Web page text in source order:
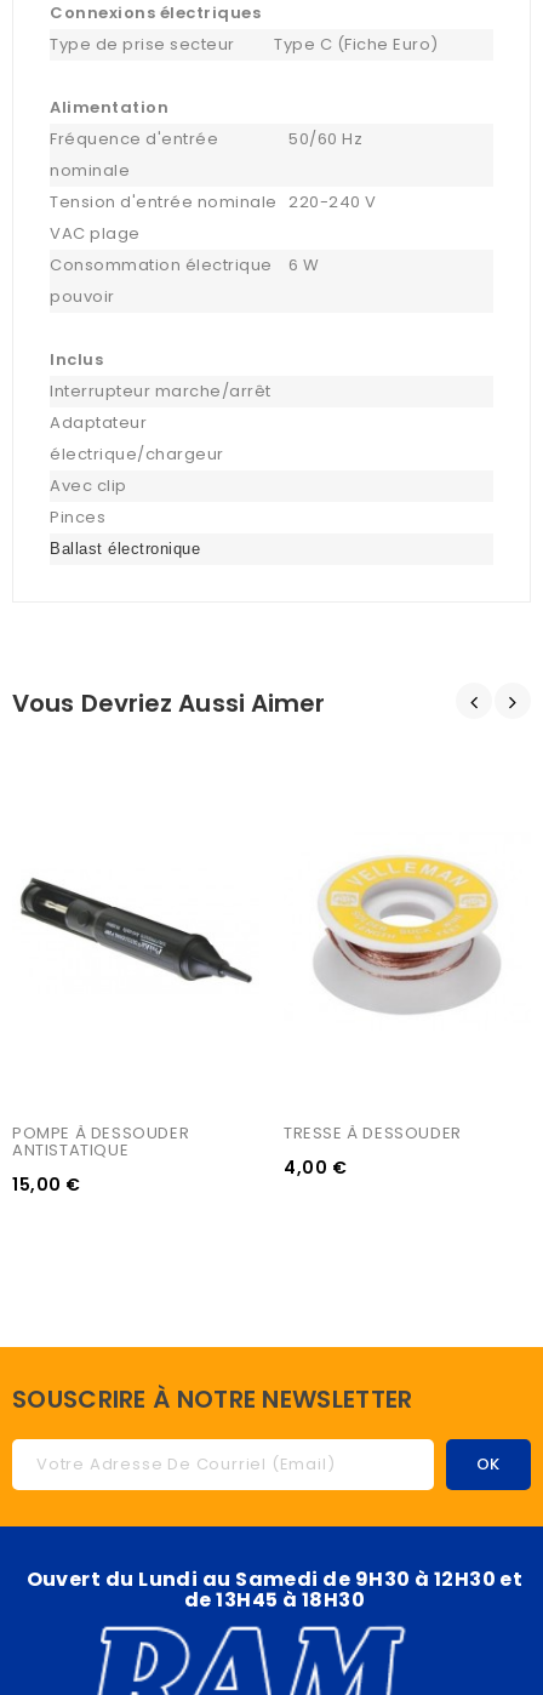
Connexions électriques
Type de prise secteur
Type C (Fiche Euro)
Alimentation
Fréquence d'entrée
nominale
50/60 Hz
Tension d'entrée nominale
VAC plage
220-240 V
Consommation électrique
pouvoir
6 W
Inclus
Interrupteur marche/arrêt
Adaptateur
électrique/chargeur
Avec clip
Pinces
Ballast électronique
Vous Devriez Aussi Aimer
POMPE À DESSOUDER
ANTISTATIQUE
15,00 €
TRESSE À DESSOUDER
4,00 €
SOUSCRIRE À NOTRE NEWSLETTER
Ouvert du Lundi au Samedi de 9H30 à 12H30 et
de 13H45 à 18H30